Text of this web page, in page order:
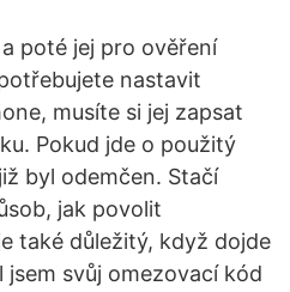
poté jej pro ověření
nastavit
musíte si jej zapsat
Pokud jde o použitý
byl odemčen. Stačí
jak povolit
také důležitý, když dojde
svůj omezovací kód